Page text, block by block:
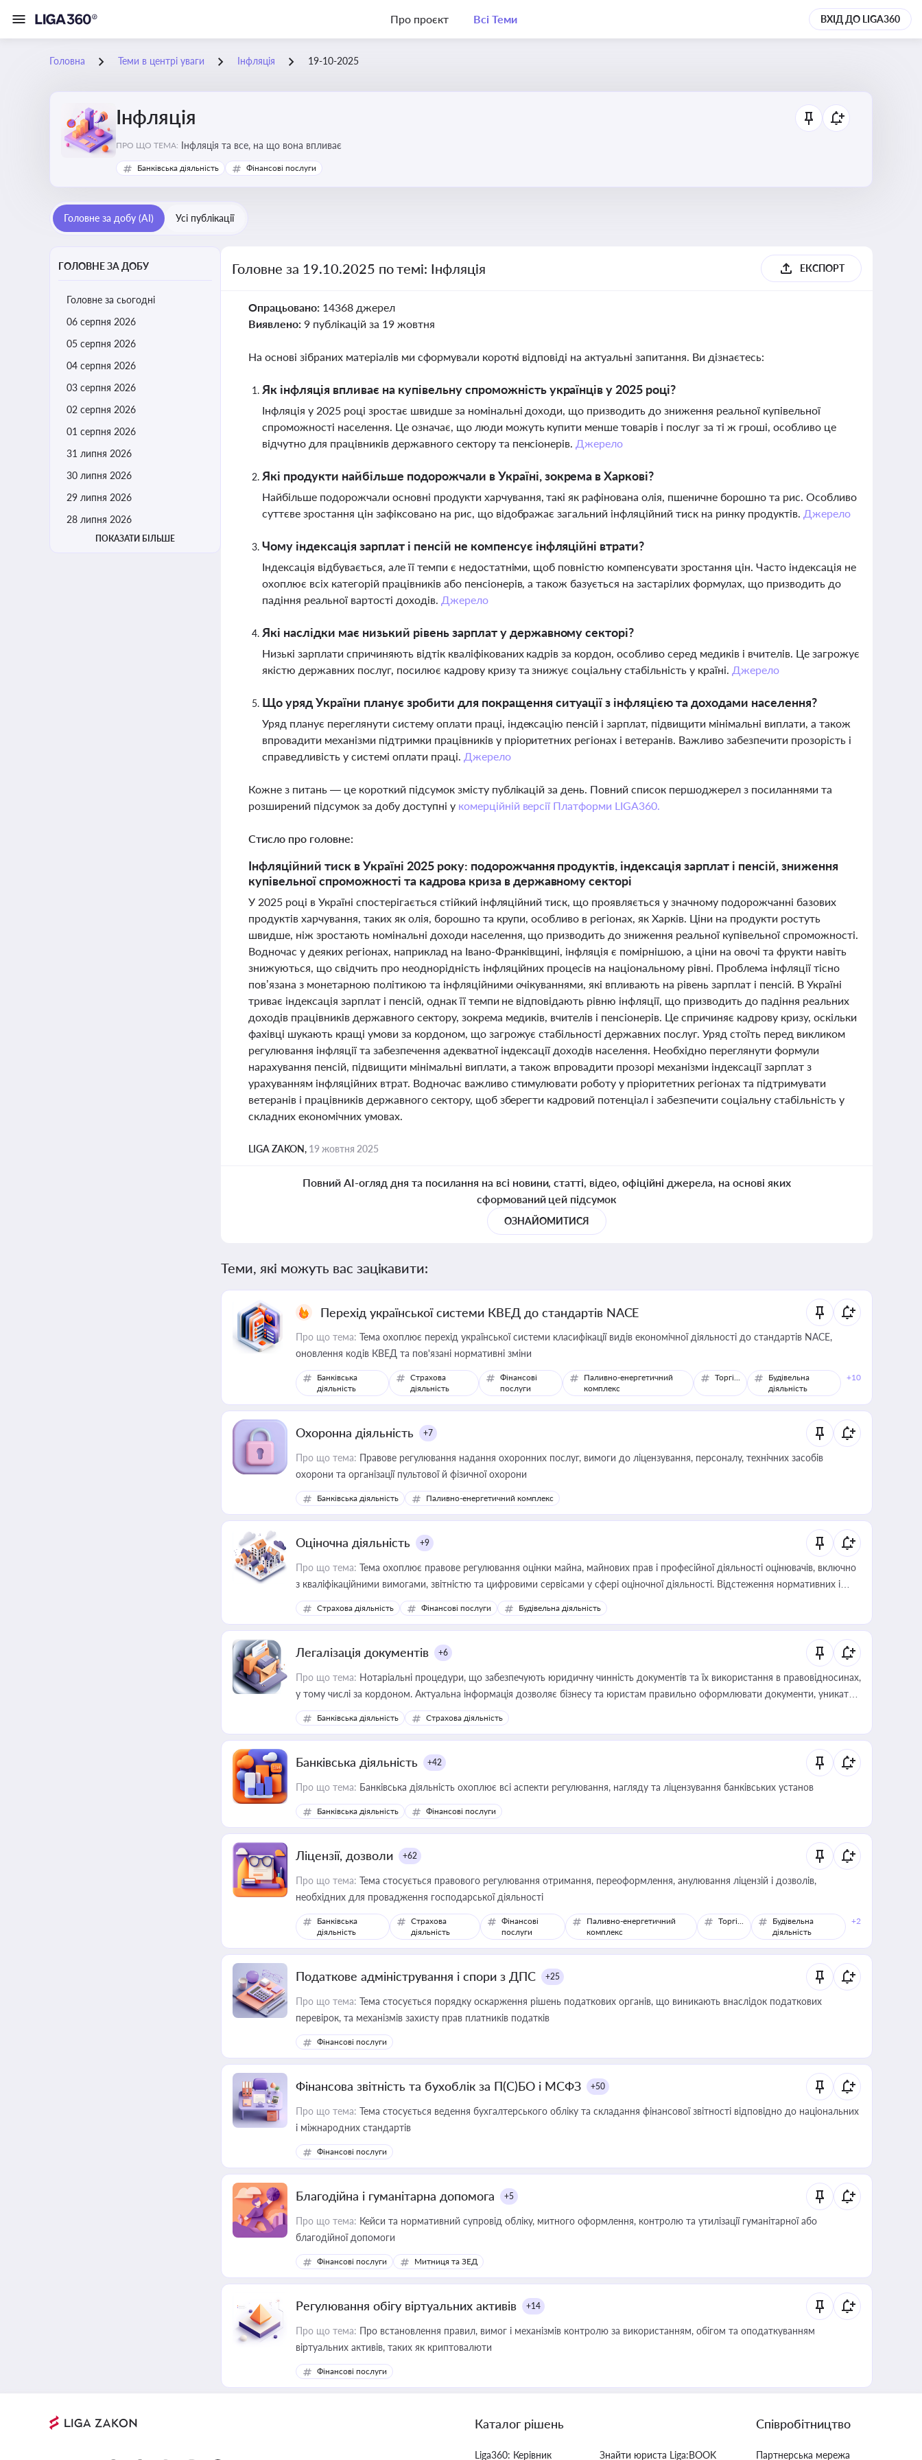
Про проєкт Всі Теми ВХІД ДО LIGA360
Головна Теми в центрі уваги Інфляція 19-10-2025
Інфляція
ПРО ЩО ТЕМА: Інфляція та все, на що вона впливає
Банківська діяльність Фінансові послуги
Головне за добу (AI) Усі публікації
ГОЛОВНЕ ЗА ДОБУ
Головне за сьогодні
06 серпня 2026
05 серпня 2026
04 серпня 2026
03 серпня 2026
02 серпня 2026
01 серпня 2026
31 липня 2026
30 липня 2026
29 липня 2026
28 липня 2026
ПОКАЗАТИ БІЛЬШЕ
Головне за 19.10.2025 по темі: Інфляція ЕКСПОРТ
Опрацьовано: 14368 джерел
Виявлено: 9 публікацій за 19 жовтня
На основі зібраних матеріалів ми сформували короткі відповіді на актуальні запитання. Ви дізнаєтесь:
Як інфляція впливає на купівельну спроможність українців у 2025 році?
Інфляція у 2025 році зростає швидше за номінальні доходи, що призводить до зниження реальної купівельної
спроможності населення. Це означає, що люди можуть купити менше товарів і послуг за ті ж гроші, особливо це
відчутно для працівників державного сектору та пенсіонерів. Джерело
Які продукти найбільше подорожчали в Україні, зокрема в Харкові?
Найбільше подорожчали основні продукти харчування, такі як рафінована олія, пшеничне борошно та рис. Особливо
суттєве зростання цін зафіксовано на рис, що відображає загальний інфляційний тиск на ринку продуктів. Джерело
Чому індексація зарплат і пенсій не компенсує інфляційні втрати?
Індексація відбувається, але її темпи є недостатніми, щоб повністю компенсувати зростання цін. Часто індексація не
охоплює всіх категорій працівників або пенсіонерів, а також базується на застарілих формулах, що призводить до
падіння реальної вартості доходів. Джерело
Які наслідки має низький рівень зарплат у державному секторі?
Низькі зарплати спричиняють відтік кваліфікованих кадрів за кордон, особливо серед медиків і вчителів. Це загрожує
якістю державних послуг, посилює кадрову кризу та знижує соціальну стабільність у країні. Джерело
Що уряд України планує зробити для покращення ситуації з інфляцією та доходами населення?
Уряд планує переглянути систему оплати праці, індексацію пенсій і зарплат, підвищити мінімальні виплати, а також
впровадити механізми підтримки працівників у пріоритетних регіонах і ветеранів. Важливо забезпечити прозорість і
справедливість у системі оплати праці. Джерело
Кожне з питань — це короткий підсумок змісту публікацій за день. Повний список першоджерел з посиланнями та
розширений підсумок за добу доступні у комерційній версії Платформи LIGA360.
Стисло про головне:
Інфляційний тиск в Україні 2025 року: подорожчання продуктів, індексація зарплат і пенсій, зниження
купівельної спроможності та кадрова криза в державному секторі
У 2025 році в Україні спостерігається стійкий інфляційний тиск, що проявляється у значному подорожчанні базових
продуктів харчування, таких як олія, борошно та крупи, особливо в регіонах, як Харків. Ціни на продукти ростуть
швидше, ніж зростають номінальні доходи населення, що призводить до зниження реальної купівельної спроможності.
Водночас у деяких регіонах, наприклад на Івано-Франківщині, інфляція є помірнішою, а ціни на овочі та фрукти навіть
знижуються, що свідчить про неоднорідність інфляційних процесів на національному рівні. Проблема інфляції тісно
пов’язана з монетарною політикою та інфляційними очікуваннями, які впливають на рівень зарплат і пенсій. В Україні
триває індексація зарплат і пенсій, однак її темпи не відповідають рівню інфляції, що призводить до падіння реальних
доходів працівників державного сектору, зокрема медиків, вчителів і пенсіонерів. Це спричиняє кадрову кризу, оскільки
фахівці шукають кращі умови за кордоном, що загрожує стабільності державних послуг. Уряд стоїть перед викликом
регулювання інфляції та забезпечення адекватної індексації доходів населення. Необхідно переглянути формули
нарахування пенсій, підвищити мінімальні виплати, а також впровадити прозорі механізми індексації зарплат з
урахуванням інфляційних втрат. Водночас важливо стимулювати роботу у пріоритетних регіонах та підтримувати
ветеранів і працівників державного сектору, щоб зберегти кадровий потенціал і забезпечити соціальну стабільність у
складних економічних умовах.
LIGA ZAKON, 19 жовтня 2025
Повний AI-огляд дня та посилання на всі новини, статті, відео, офіційні джерела, на основі яких
сформований цей підсумок
ОЗНАЙОМИТИСЯ
Теми, які можуть вас зацікавити:
Перехід української системи КВЕД до стандартів NACE
Про що тема: Тема охоплює перехід української системи класифікації видів економічної діяльності до стандартів NACE,
оновлення кодів КВЕД та пов'язані нормативні зміни
Банківська
діяльність
Страхова
діяльність
Фінансові
послуги
Паливно-енергетичний
комплекс
Торгівля
Будівельна
діяльність
+10
Охоронна діяльність +7
Про що тема: Правове регулювання надання охоронних послуг, вимоги до ліцензування, персоналу, технічних засобів
охорони та організації пультової й фізичної охорони
Банківська діяльність Паливно-енергетичний комплекс
Оціночна діяльність +9
Про що тема: Тема охоплює правове регулювання оцінки майна, майнових прав і професійної діяльності оцінювачів, включно
з кваліфікаційними вимогами, звітністю та цифровими сервісами у сфері оціночної діяльності. Відстеження нормативних і
медійних змін у цій сфері корисне для власника бізнесу, керівника, юриста або бухгалтера під час оподаткування,
приватизації, оренди державного майна, корпоративних угод і перевірки статусу суб'єктів оціночної діяльності
Страхова діяльність Фінансові послуги Будівельна діяльність
Легалізація документів +6
Про що тема: Нотаріальні процедури, що забезпечують юридичну чинність документів та їх використання в правовідносинах,
у тому числі за кордоном. Актуальна інформація дозволяє бізнесу та юристам правильно оформлювати документи, уникати
ризиків недійсності та забезпечувати їх належне прийняття органами влади та контрагентами
Банківська діяльність Страхова діяльність
Банківська діяльність +42
Про що тема: Банківська діяльність охоплює всі аспекти регулювання, нагляду та ліцензування банківських установ
Банківська діяльність Фінансові послуги
Ліцензії, дозволи +62
Про що тема: Тема стосується правового регулювання отримання, переоформлення, анулювання ліцензій і дозволів,
необхідних для провадження господарської діяльності
Банківська
діяльність
Страхова
діяльність
Фінансові
послуги
Паливно-енергетичний
комплекс
Торгівля
Будівельна
діяльність
+2
Податкове адміністрування і спори з ДПС +25
Про що тема: Тема стосується порядку оскарження рішень податкових органів, що виникають внаслідок податкових
перевірок, та механізмів захисту прав платників податків
Фінансові послуги
Фінансова звітність та бухоблік за П(С)БО і МСФЗ +50
Про що тема: Тема стосується ведення бухгалтерського обліку та складання фінансової звітності відповідно до національних
і міжнародних стандартів
Фінансові послуги
Благодійна і гуманітарна допомога +5
Про що тема: Кейси та нормативний супровід обліку, митного оформлення, контролю та утилізації гуманітарної або
благодійної допомоги
Фінансові послуги Митниця та ЗЕД
Регулювання обігу віртуальних активів +14
Про що тема: Про встановлення правил, вимог і механізмів контролю за використанням, обігом та оподаткуванням
віртуальних активів, таких як криптовалюти
Фінансові послуги
Каталог рішень
Liga360: Керівник Знайти юриста Liga:BOOK
Співробітництво
Партнерська мережа